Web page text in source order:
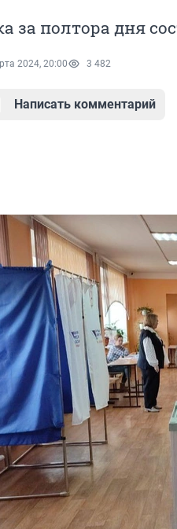
за полтора дня
2024, 20:00 3 482
Написать комментарий